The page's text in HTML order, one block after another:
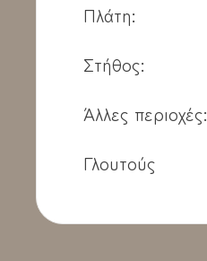
Πλάτη:
Στήθος:
Άλλες περιοχές:
Γλουτούς